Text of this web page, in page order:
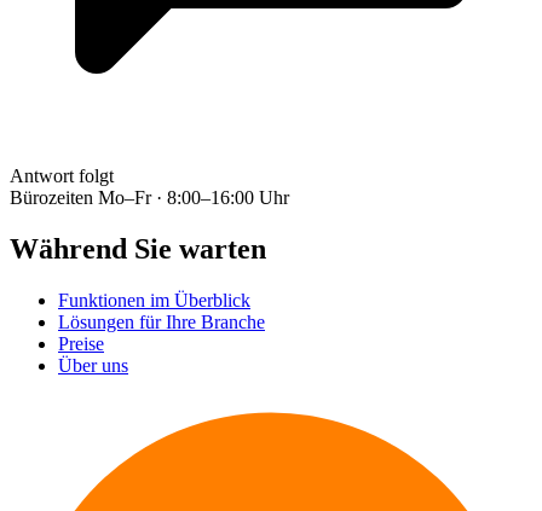
Antwort folgt
Bürozeiten Mo–Fr · 8:00–16:00 Uhr
Während Sie warten
Funktionen im Überblick
Lösungen für Ihre Branche
Preise
Über uns